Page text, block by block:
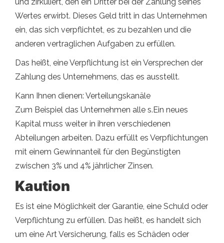
und zirkuliert, den ein Dritter bei der Zahlung seines
Wertes erwirbt. Dieses Geld tritt in das Unternehmen
ein, das sich verpflichtet, es zu bezahlen und die
anderen vertraglichen Aufgaben zu erfüllen.
Das heißt, eine Verpflichtung ist ein Versprechen der
Zahlung des Unternehmens, das es ausstellt.
Kann Ihnen dienen: Verteilungskanäle
Zum Beispiel das Unternehmen alle s.Ein neues
Kapital muss weiter in ihren verschiedenen
Abteilungen arbeiten. Dazu erfüllt es Verpflichtungen
mit einem Gewinnanteil für den Begünstigten
zwischen 3% und 4% jährlicher Zinsen.
Kaution
Es ist eine Möglichkeit der Garantie, eine Schuld oder
Verpflichtung zu erfüllen. Das heißt, es handelt sich
um eine Art Versicherung, falls es Schäden oder